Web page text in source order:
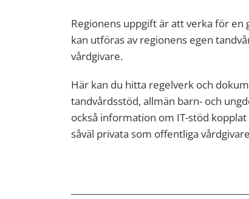
Regionens uppgift är att verka för en
kan utföras av regionens egen
vårdgivare.
Här kan du hitta regelverk och
tandvårdsstöd, allmän barn- och
också information om IT-stöd
såväl privata som offentliga